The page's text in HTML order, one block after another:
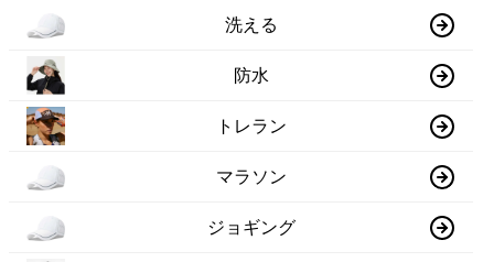
洗える
防水
トレラン
マラソン
ジョギング